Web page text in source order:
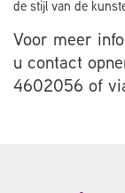
de stijl van de
Voor meer
u contact
4602056 of